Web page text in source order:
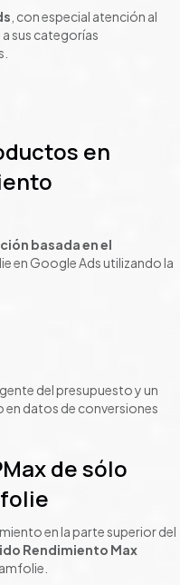
, con especial atención al
sus categorías
en
basada en el
en Google Ads utilizando la
del presupuesto y un
en datos de conversiones
de sólo
en la parte superior del
Rendimiento Max